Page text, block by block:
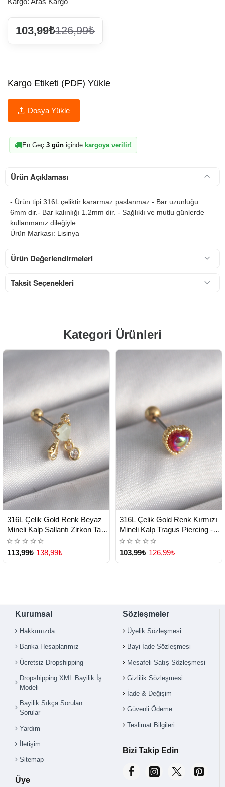
103,99₺126,99₺
Kargo Etiketi (PDF) Yükle
Dosya Yükle
En Geç 3 gün içinde kargoya verilir!
Ürün Açıklaması
- Ürün tipi 316L çeliktir kararmaz paslanmaz.- Bar uzunluğu
6mm dir.- Bar kalınlığı 1.2mm dir. - Sağlıklı ve mutlu günlerde
kullanmanız dileğiyle…
Ürün Markası: Lisinya
Ürün Değerlendirmeleri
Taksit Seçenekleri
Kategori Ürünleri
TESLİMAT
316L Çelik Gold Renk Beyaz
Mineli Kalp Sallantı Zirkon Taşlı
Tragus Piercing - Lisinya
113,99₺ 138,99₺
TESLİMAT
316L Çelik Gold Renk Kırmızı
Mineli Kalp Tragus Piercing -
Lisinya
103,99₺ 126,99₺
Kurumsal
Hakkımızda
Banka Hesaplarımız
Ücretsiz Dropshipping
Dropshipping XML Bayilik İş
Modeli
Bayilik Sıkça Sorulan
Sorular
Yardım
İletişim
Sitemap
Üye
Sözleşmeler
Üyelik Sözleşmesi
Bayi İade Sözleşmesi
Mesafeli Satış Sözleşmesi
Gizlilik Sözleşmesi
İade & Değişim
Güvenli Ödeme
Teslimat Bilgileri
Bizi Takip Edin